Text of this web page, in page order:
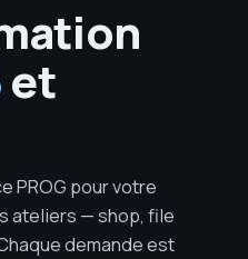
et
PROG pour votre
ateliers — shop, file
demande est